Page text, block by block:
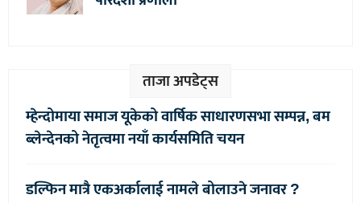
ताजा अपडेट्स
म्हेन्दोमाया समाज यूकेको वार्षिक साधारणसभा सम्पन्न, बम
ब्लेन्देनको नेतृत्वमा नयाँ कार्यसमिति चयन
डल्फिन मात्रै एकअर्कालाई नामले बोलाउने जनावर ?